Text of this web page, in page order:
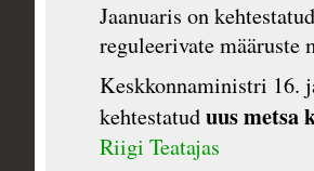
Jaanuaris on
reguleerivate määruste
Keskkonnaministri 16.
kehtestatuduus metsa
Riigi Teatajas